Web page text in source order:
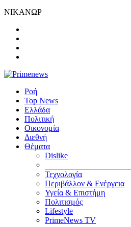
ΝΙΚΑΝΩΡ
Ροή
Top News
Ελλάδα
Πολιτική
Οικονομία
Διεθνή
Θέματα
Dislike
Τεχνολογία
Περιβάλλον & Ενέργεια
Υγεία & Επιστήμη
Πολιτισμός
Lifestyle
PrimeNews TV